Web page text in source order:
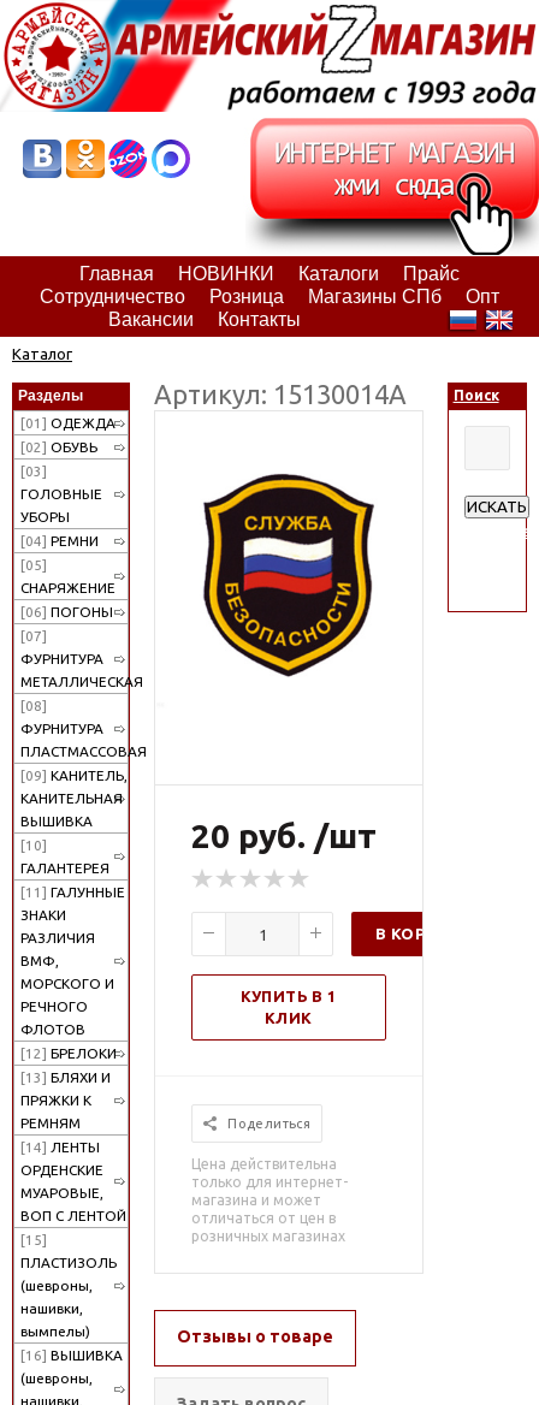
Главная НОВИНКИ Каталоги
Прайс
Сотрудничество
Розница Магазины СПб
Опт
Вакансии
Контакты
Каталог
Разделы
[01] ОДЕЖДА
[02] ОБУВЬ
[03]
ГОЛОВНЫЕ
УБОРЫ
[04] РЕМНИ
[05]
СНАРЯЖЕНИЕ
[06] ПОГОНЫ
[07]
ФУРНИТУРА
МЕТАЛЛИЧЕСКАЯ
[08]
ФУРНИТУРА
ПЛАСТМАССОВАЯ
[09] КАНИТЕЛЬ,
КАНИТЕЛЬНАЯ
ВЫШИВКА
[10]
ГАЛАНТЕРЕЯ
[11] ГАЛУННЫЕ
ЗНАКИ
РАЗЛИЧИЯ
ВМФ,
МОРСКОГО И
РЕЧНОГО
ФЛОТОВ
[12] БРЕЛОКИ
[13] БЛЯХИ И
ПРЯЖКИ К
РЕМНЯМ
[14] ЛЕНТЫ
ОРДЕНСКИЕ
МУАРОВЫЕ,
ВОП С ЛЕНТОЙ
[15]
ПЛАСТИЗОЛЬ
(шевроны,
нашивки,
вымпелы)
[16] ВЫШИВКА
(шевроны,
нашивки,
Артикул: 15130014А
20 руб. /шт
В КОРЗИНУ
КУПИТЬ В 1
КЛИК
Поделиться
Цена действительна
только для интернет-
магазина и может
отличаться от цен в
розничных магазинах
Отзывы о товаре
Поиск
ИСКАТЬ